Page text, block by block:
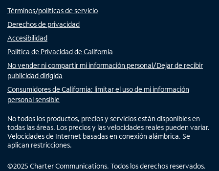
Términos/políticas de servicio
Derechos de privacidad
Accesibilidad
Política de Privacidad de California
No vender ni compartir mi información personal/Dejar de recibir
publicidad dirigida
Consumidores de California: limitar el uso de mi información
personal sensible
No todos los productos, precios y servicios están disponibles en
todas las áreas. Los precios y las velocidades reales pueden variar.
Velocidades de Internet basadas en conexión alámbrica. Se
aplican restricciones.
©2025 Charter Communications. Todos los derechos reservados.